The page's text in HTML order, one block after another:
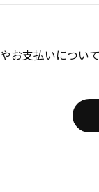
お支払いについ